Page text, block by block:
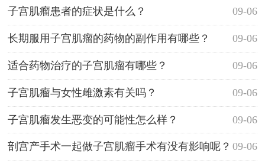
09-06
子宫肌瘤患者的症状是什么？
09-06
长期服用子宫肌瘤的药物的副作用有哪些？
09-06
适合药物治疗的子宫肌瘤有哪些？
09-06
子宫肌瘤与女性雌激素有关吗？
09-06
子宫肌瘤发生恶变的可能性怎么样？
09-06
剖宫产手术一起做子宫肌瘤手术有没有影响呢？